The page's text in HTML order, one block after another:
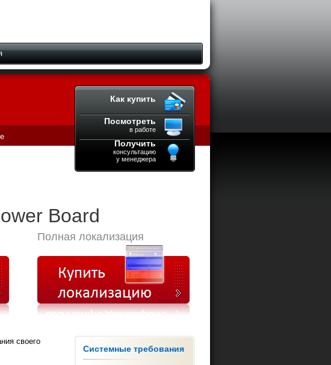
Как купить
Посмотреть
в работе
Получить
консультацию
у менеджера
Board
Полная локализация
Системные требования
своего